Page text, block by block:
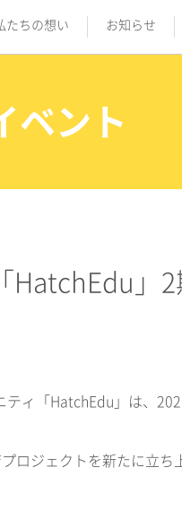
たちの想い お知らせ
ベント
HatchEdu」
ティ「HatchEdu」は、
ロジェクトを新たに立